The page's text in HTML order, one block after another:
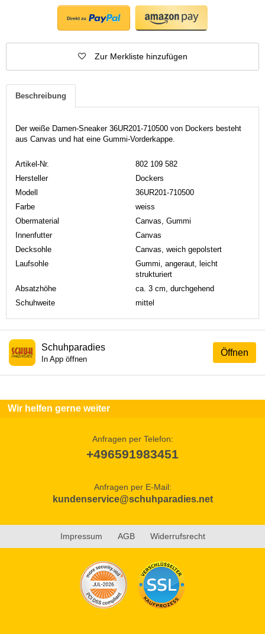
Zur Merkliste hinzufügen
Beschreibung
Der weiße Damen-Sneaker 36UR201-710500 von Dockers besteht
aus Canvas und hat eine Gummi-Vorderkappe.
Artikel-Nr.
802 109 582
Hersteller
Dockers
Modell
36UR201-710500
Farbe
weiss
Obermaterial
Canvas, Gummi
Innenfutter
Canvas
Decksohle
Canvas, weich gepolstert
Laufsohle
Gummi, angeraut, leicht
strukturiert
Absatzhöhe
ca. 3 cm, durchgehend
Schuhweite
mittel
Öffnen
Schuhparadies
In App öffnen
Wir helfen gerne weiter
Anfragen per Telefon:
+496591983451
Anfragen per E-Mail:
kundenservice@schuhparadies.net
Impressum AGB Widerrufsrecht